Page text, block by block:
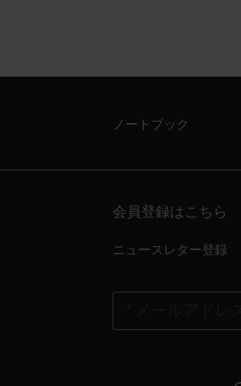
ノートブック
会員登録はこちら
ニュースレター登録